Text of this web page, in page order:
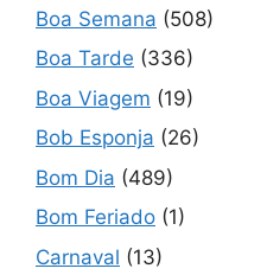
Boa Semana (508)
Boa Tarde (336)
Boa Viagem (19)
Bob Esponja (26)
Bom Dia (489)
Bom Feriado (1)
Carnaval (13)